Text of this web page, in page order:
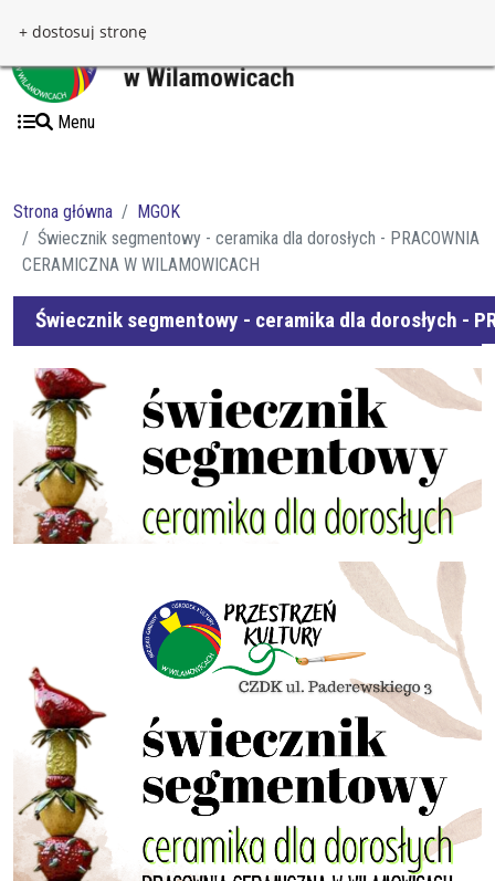
+ dostosuj stronę
Menu
Strona główna
MGOK
Świecznik segmentowy - ceramika dla dorosłych - PRACOWNIA
CERAMICZNA W WILAMOWICACH
Świecznik segmentowy - ceramika dla dorosłych -